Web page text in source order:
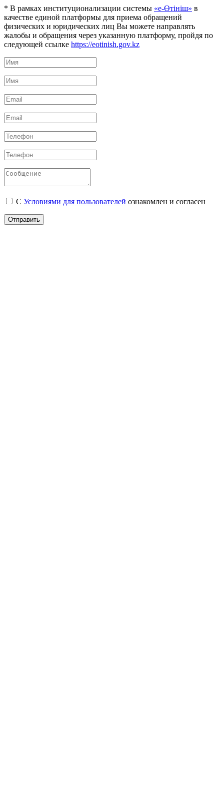
* В рамках институционализации системы «е-Өтініш» в
качестве единой платформы для приема обращений
физических и юридических лиц Вы можете направлять
жалобы и обращения через указанную платформу, пройдя по
следующей ссылке https://eotinish.gov.kz
С Условиями для пользователей ознакомлен и согласен
Отправить